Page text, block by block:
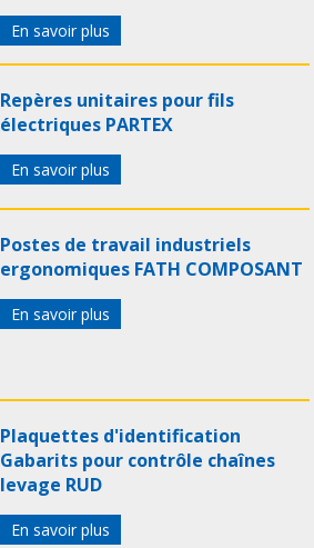
En savoir plus
Repères unitaires pour fils
électriques PARTEX
En savoir plus
Postes de travail industriels
ergonomiques FATH COMPOSANT
En savoir plus
Plaquettes d'identification
Gabarits pour contrôle chaînes
levage RUD
En savoir plus